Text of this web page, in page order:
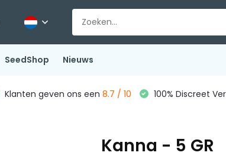
SeedShop Nieuws
Klanten geven ons een 8.7 / 10 100% Discreet
Kanna - 5 GR